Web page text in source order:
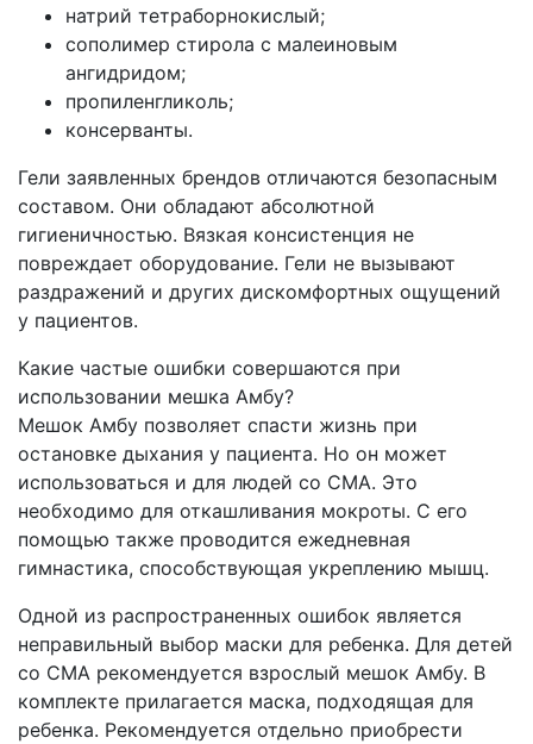
натрий тетраборнокислый;
сополимер стирола с малеиновым
ангидридом;
пропиленгликоль;
консерванты.
Гели заявленных брендов отличаются безопасным
составом. Они обладают абсолютной
гигиеничностью. Вязкая консистенция не
повреждает оборудование. Гели не вызывают
раздражений и других дискомфортных ощущений
у пациентов.
Какие частые ошибки совершаются при
использовании мешка Амбу?
Мешок Амбу позволяет спасти жизнь при
остановке дыхания у пациента. Но он может
использоваться и для людей со СМА. Это
необходимо для откашливания мокроты. С его
помощью также проводится ежедневная
гимнастика, способствующая укреплению мышц.
Одной из распространенных ошибок является
неправильный выбор маски для ребенка. Для детей
со СМА рекомендуется взрослый мешок Амбу. В
комплекте прилагается маска, подходящая для
ребенка. Рекомендуется отдельно приобрести